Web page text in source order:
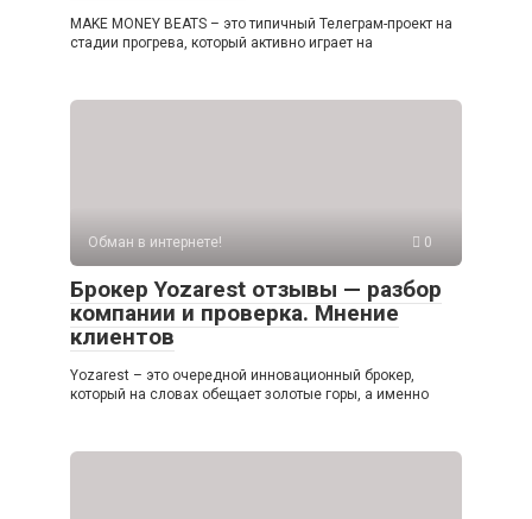
MAKE MONEY BEATS – это типичный Телеграм-проект на
стадии прогрева, который активно играет на
Обман в интернете! 0
Брокер Yozarest отзывы — разбор
компании и проверка. Мнение
клиентов
Yozarest – это очередной инновационный брокер,
который на словах обещает золотые горы, а именно